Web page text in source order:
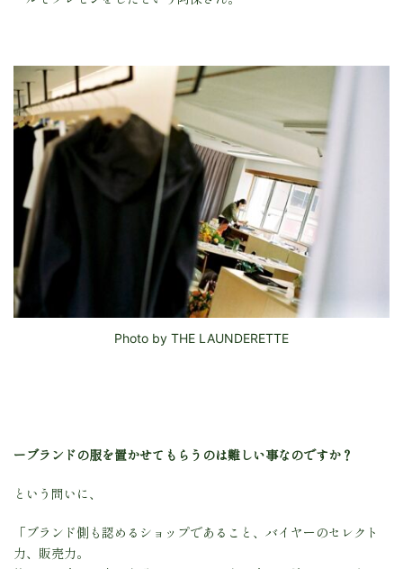
Photo by THE LAUNDERETTE
ーブランドの服を置かせてもらうのは難しい事なのですか？
という問いに、
「ブランド側も認めるショップであること、バイヤーのセレクト
力、販売力。